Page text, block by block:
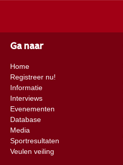
Ga naar
Home
Registreer nu!
Informatie
Interviews
Evenementen
Database
Media
Sportresultaten
Veulen veiling